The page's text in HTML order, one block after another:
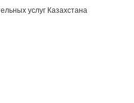
услуг Казахстана